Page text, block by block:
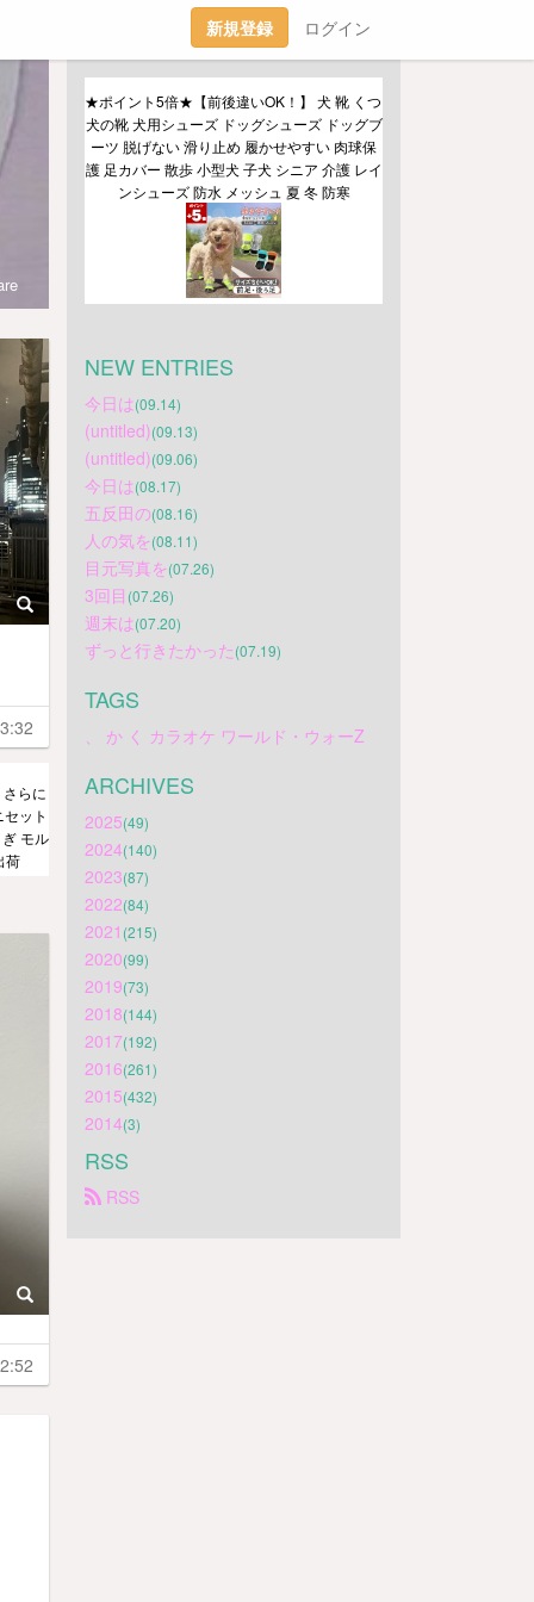
新規登録 ログイン
らに
ット
モル
荷
★ポイント5倍★【前後違いOK！】 犬 靴 くつ
犬の靴 犬用シューズ ドッグシューズ ドッグブ
ーツ 脱げない 滑り止め 履かせやすい 肉球保
護 足カバー 散歩 小型犬 子犬 シニア 介護 レイ
ンシューズ 防水 メッシュ 夏 冬 防寒
NEW ENTRIES
今日は(09.14)
(untitled)(09.13)
(untitled)(09.06)
今日は(08.17)
五反田の(08.16)
人の気を(08.11)
目元写真を(07.26)
3回目 (07.26)
週末は(07.20)
ずっと行きたかった(07.19)
TAGS
、 か く カラオケ ワールド・ウォーZ
ARCHIVES
2025(49)
2024(140)
2023(87)
2022(84)
2021 (215)
2020(99)
2019(73)
2018(144)
2017(192)
2016(261)
2015(432)
2014(3)
RSS
RSS